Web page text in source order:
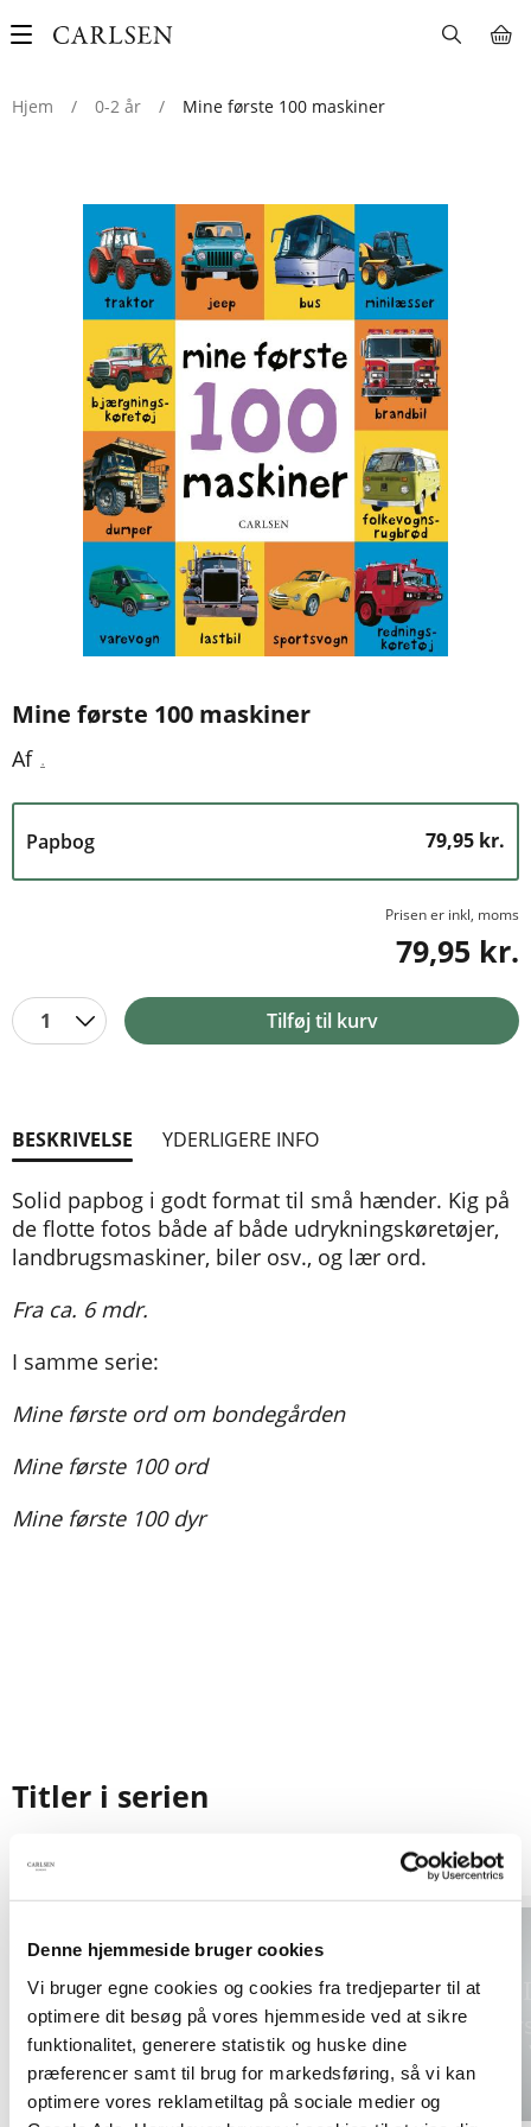
Denne hjemmeside bruger cookies
Vi bruger egne cookies og cookies fra tredjeparter til at
optimere dit besøg på vores hjemmeside ved at sikre
funktionalitet, generere statistik og huske dine
præferencer samt til brug for markedsføring, så vi kan
optimere vores reklametiltag på sociale medier og
Main
Hjem
/ 0-2 år / Mine første 100 maskiner
Mine første 100 maskiner
Af .
Papbog 79,95 kr.
Prisen er inkl, moms
79,95 kr.
1 Tilføj til kurv
BESKRIVELSE YDERLIGERE INFO
Solid papbog i godt format til små hænder. Kig på
de flotte fotos både af både udrykningskøretøjer,
landbrugsmaskiner, biler osv., og lær ord.
Fra ca. 6 mdr.
I samme serie:
Mine første ord om bondegården
Mine første 100 ord
Mine første 100 dyr
Titler i serien